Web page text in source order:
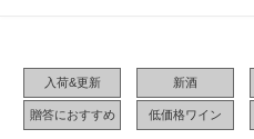
入荷&更新 新酒
贈答におすすめ 低価格ワイン